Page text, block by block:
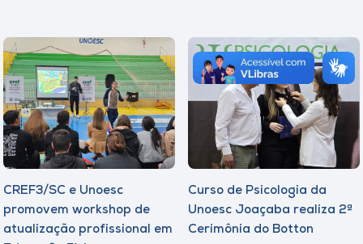
CREF3/SC e Unoesc
promovem workshop de
atualização profissional em
Curso de Psicologia da
Unoesc Joaçaba realiza 2ª
Cerimônia do Botton